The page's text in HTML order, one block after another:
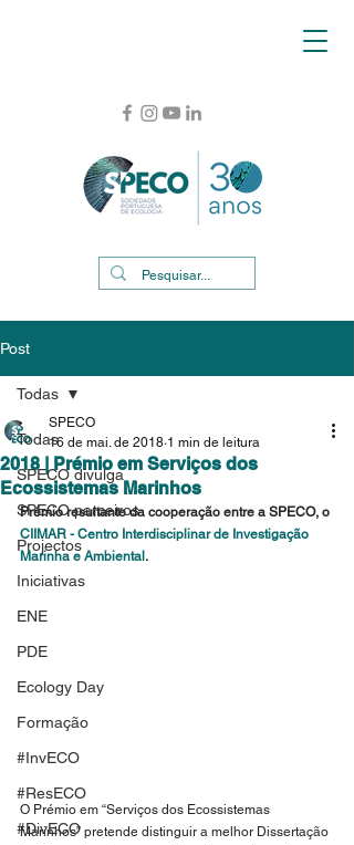
Post
Todas
SPECO divulga
SPECO parceiros
Projectos
Iniciativas
ENE
PDE
Ecology Day
Formação
#InvECO
#ResECO
#DivECO
Todas
2018 | Prémio em Serviços dos
Ecossistemas Marinhos
SPECO
16 de mai. de 2018 1 min de leitura
Prémio resultante da cooperação entre a SPECO, o
CIIMAR - Centro Interdisciplinar de Investigação
Marinha e Ambiental .
O Prémio em “Serviços dos Ecossistemas
Marinhos” pretende distinguir a melhor Dissertação